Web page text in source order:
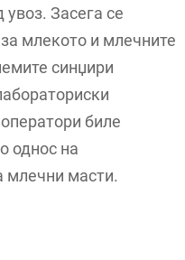
Засега се
млекото и млечните
синџири
биле
однос на
млечни масти.